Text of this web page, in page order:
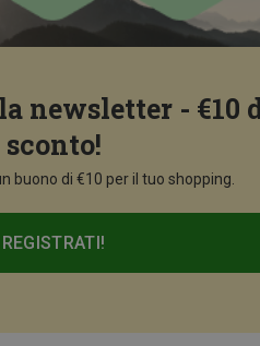
newsletter - €10
sconto!
buono di €10 per il tuo shopping.
REGISTRATI!